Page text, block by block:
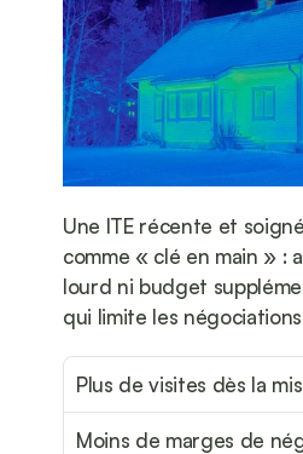
Une ITE récente et
comme « clé en main » :
lourd ni budget
qui limite les négociations
Plus de visites dès la
Moins de marges de